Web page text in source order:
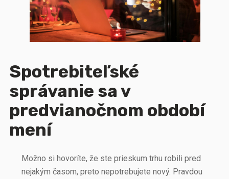
Spotrebiteľské
správanie sa v
predvianočnom období
mení
Možno si hovoríte, že ste prieskum trhu robili pred
nejakým časom, preto nepotrebujete nový. Pravdou